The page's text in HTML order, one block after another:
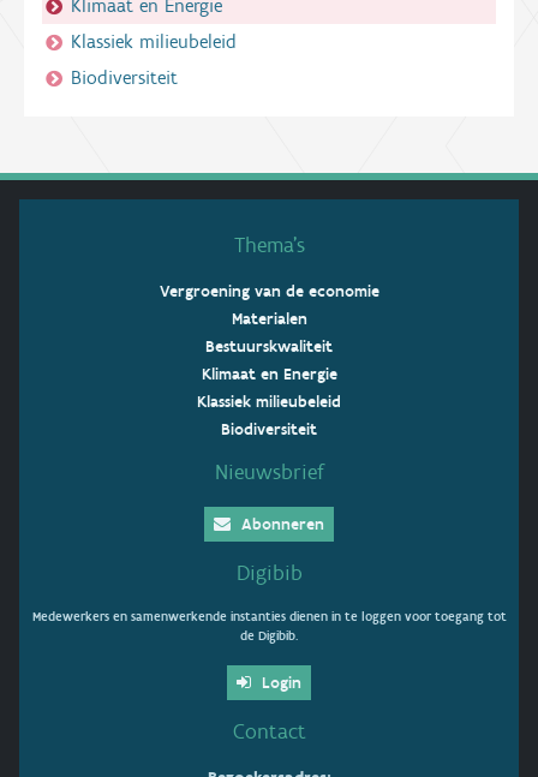
Klimaat en Energie
Klassiek milieubeleid
Biodiversiteit
Thema’s
Vergroening van de economie
Materialen
Bestuurskwaliteit
Klimaat en Energie
Klassiek milieubeleid
Biodiversiteit
Nieuwsbrief
Abonneren
Digibib
Medewerkers en samenwerkende instanties dienen in te loggen voor toegang tot
de Digibib.
Login
Contact